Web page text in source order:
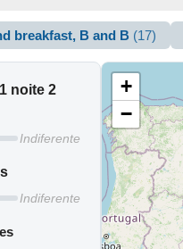
breakfast, B and B (17)
noite 2
Indiferente
Indiferente
+
−